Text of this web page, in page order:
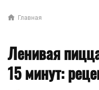
Главная
Ленивая
15 минут: